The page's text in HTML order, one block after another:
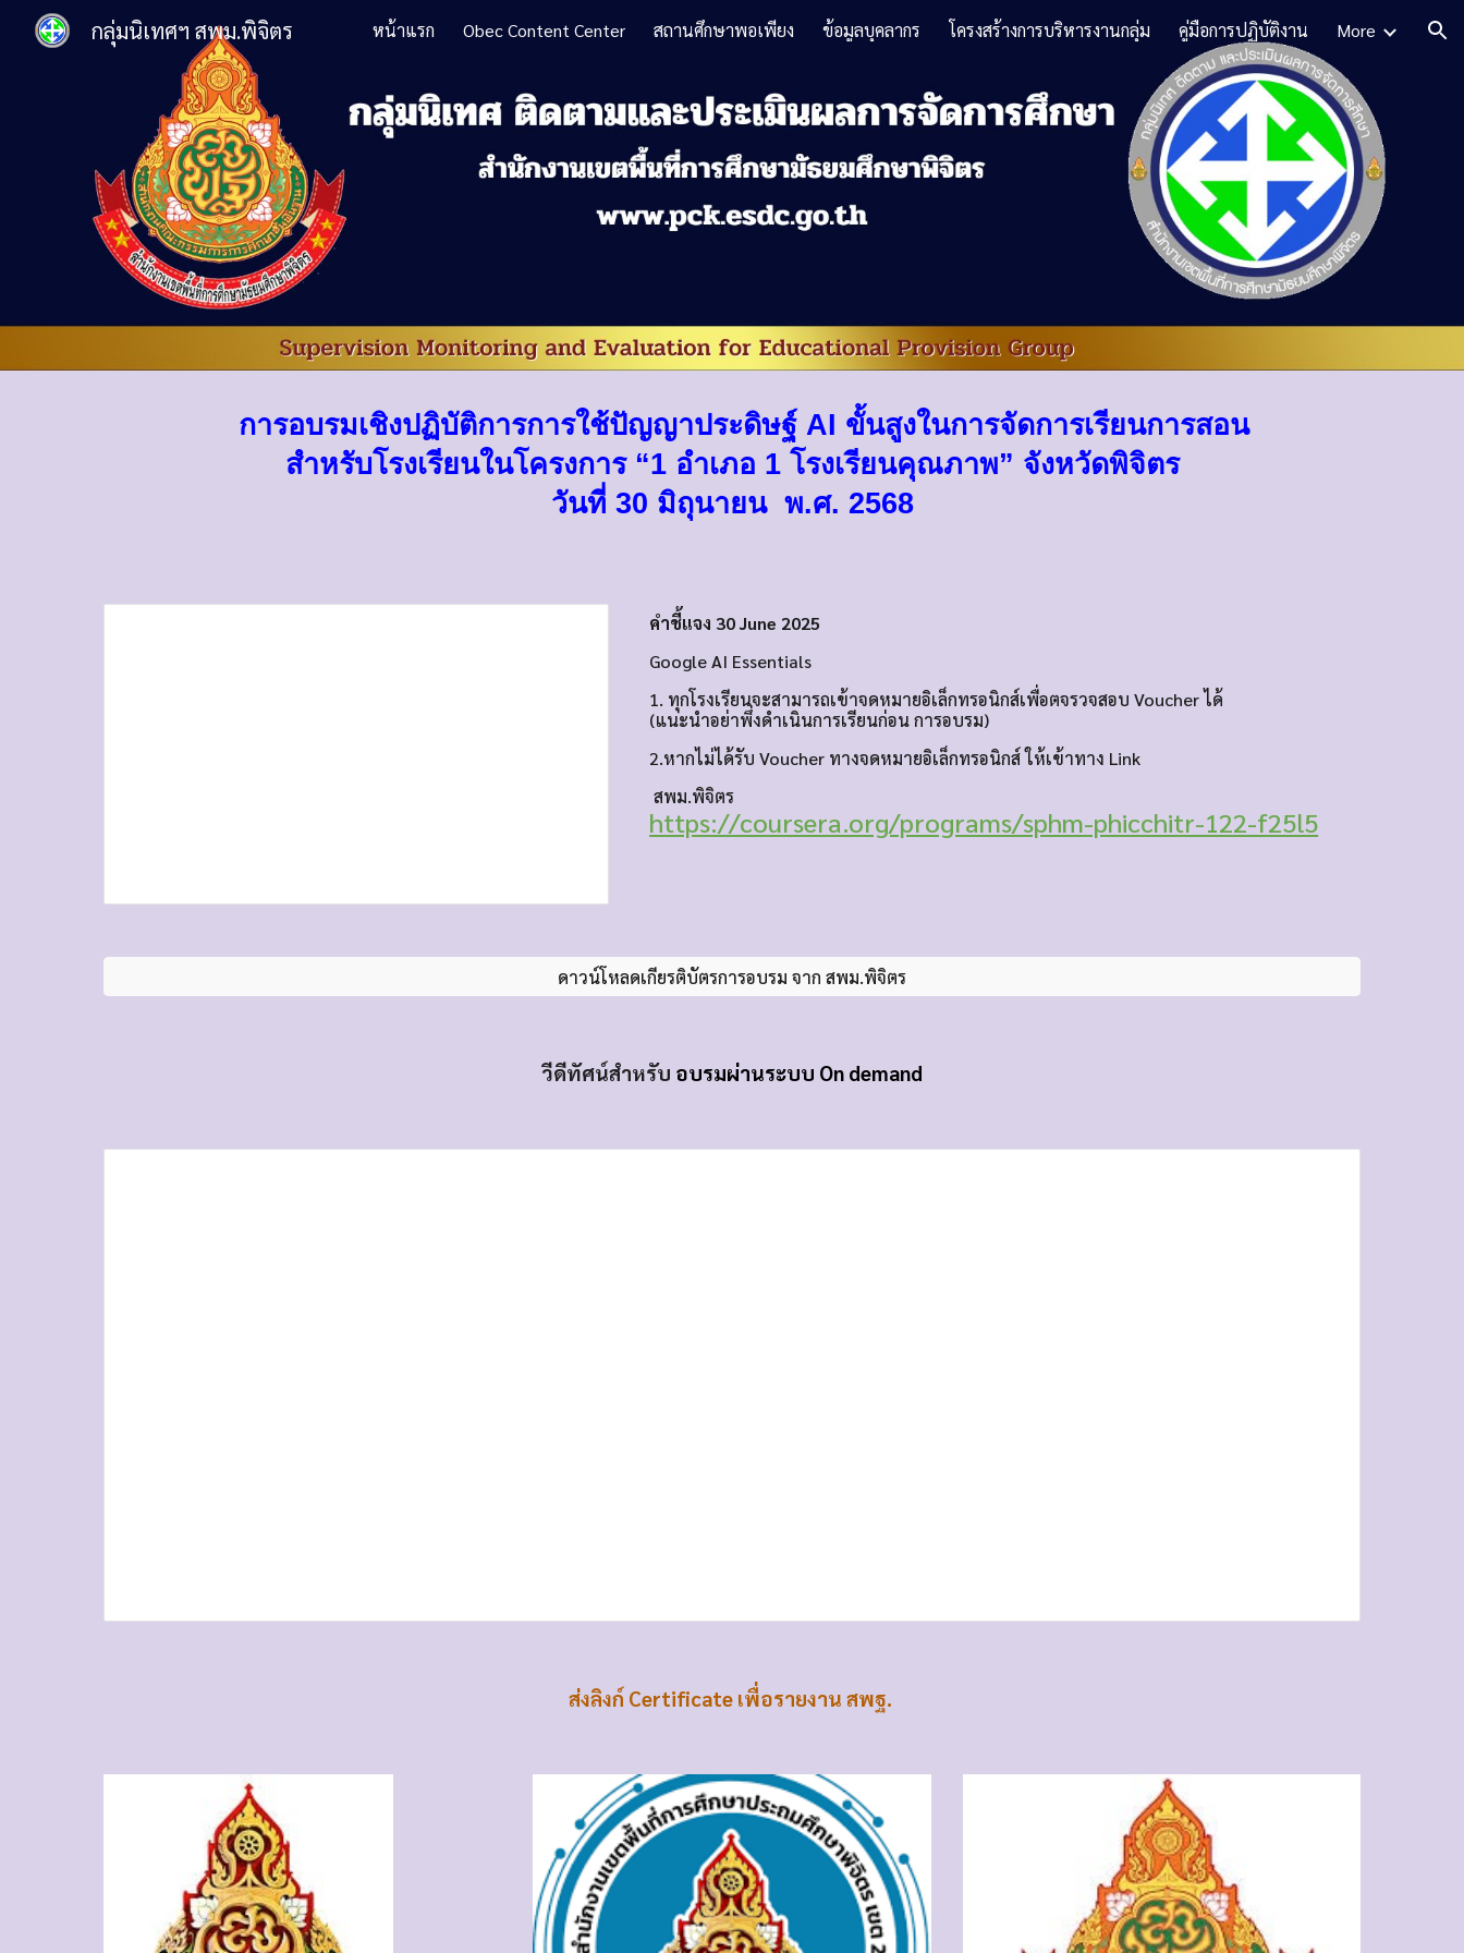
Skip to main content Skip to navigation
กลุ่มนิเทศฯ สพม.พิจิตร หน้าแรก Obec Content Center สถานศึกษาพอเพียง ข้อมูลบุคลากร โครงสร้างการบริหารงานกลุ่ม ู่คู่มือการปฏิบัติงาน More
การอบรมเชิงปฏิบัติการการใช้ปัญญาประดิษฐ์ AI ขั้นสูงในการจัดการเรียนการสอน
สำหรับโรงเรียนในโครงการ “1 อำเภอ 1 โรงเรียนคุณภาพ” จังหวัดพิจิตร
วันที่ 30 มิถุนายน พ.ศ. 2568
คำชี้แจง 30 June 2025
Google AI Essentials
1. ทุกโรงเรียนจะสามารถเข้าจดหมายอิเล็กทรอนิกส์เพื่อตจรวจสอบ Voucher ได้
(แนะนำอย่าพึ่งดำเนินการเรียนก่อน การอบรม)
2.หากไม่ได้รับ Voucher ทางจดหมายอิเล็กทรอนิกส์ ให้เข้าทาง Link
สพม.พิจิตร
https://coursera.org/programs/sphm-phicchitr-122-f25l5
ดาวน์โหลดเกียรติบัตรการอบรม จาก สพม.พิจิตร
วีดีทัศน์สำหรับ อบรมผ่านระบบ On demand
ส่งลิงก์ Certificate เพื่อรายงาน สพฐ.